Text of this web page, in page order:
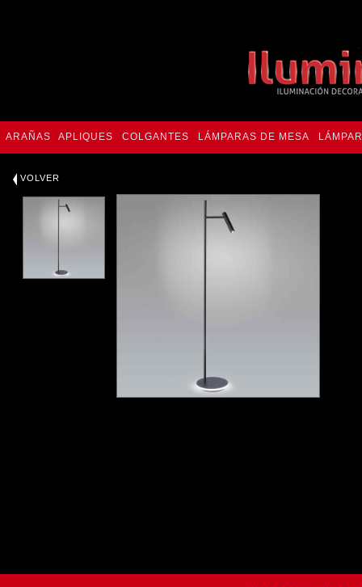
ARAÑAS APLIQUES COLGANTES LÁMPARAS DE MESA
VOLVER